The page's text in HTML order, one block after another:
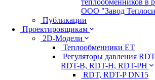
теплообменников в
ООО "Завод
Публикации
Проектировщикам
2D-Модели
Теплообменники ЕТ
Регуляторы давления
RDT-B, RDT-H, RDT-PH
RDT, RDT-P DN15